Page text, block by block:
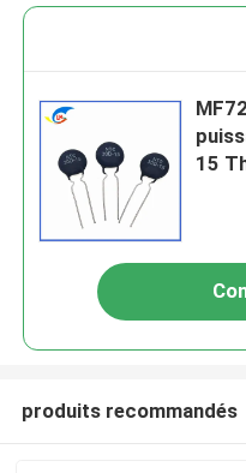
15
produits recommandés